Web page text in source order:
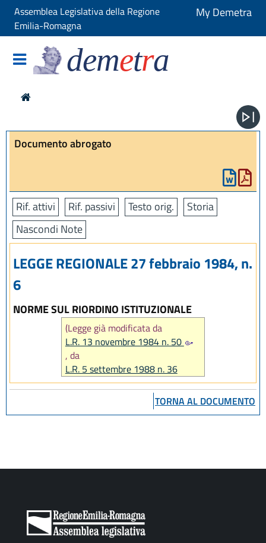
Assemblea Legislativa della Regione
Emilia-Romagna
My Demetra
demetra
Documento abrogato
Rif. attivi Rif. passivi Testo orig.
Storia
Nascondi Note
LEGGE REGIONALE 27 febbraio 1984, n.
6
NORME SUL RIORDINO ISTITUZIONALE
(Legge già modificata da
L.R. 13 novembre 1984 n. 50
, da
L.R. 5 settembre 1988 n. 36
e da
L.R. 18 luglio 1991 n. 17TORNA AL DOCUMENTO